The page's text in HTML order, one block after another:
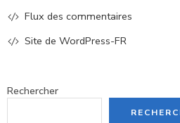
Flux des commentaires
Site de WordPress-FR
Rechercher